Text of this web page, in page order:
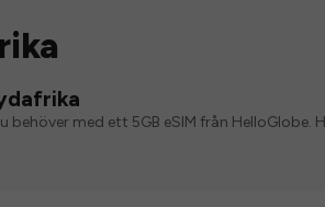
med ett 5GB eSIM från HelloGlobe.